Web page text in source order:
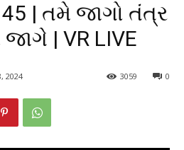
| તમે જાગો તંત્ર
| VR LIVE
2024 0
3059